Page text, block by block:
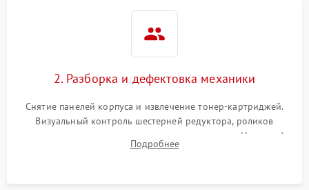
2. Разборка и дефектовка механики
Снятие панелей корпуса и извлечение тонер-картриджей.
Визуальный контроль шестерней редуктора, роликов
захвата, термопленки и прижимного вала в печи (фьюзере).
Проверка оптики сканера на загрязнения.
Подробнее